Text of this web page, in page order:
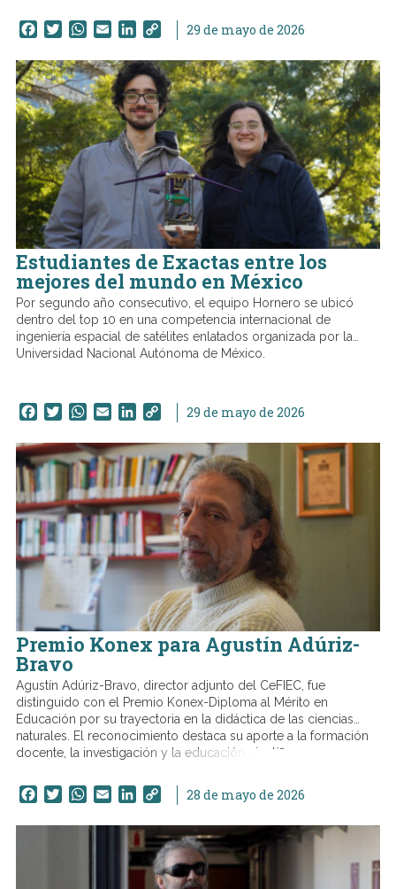
Facebook
TwitterWhatsApp
EmailLinkedIn
Copy29 de mayo de 2026
Estudiantes de Exactas entre los
mejores del mundo en México
Por segundo año consecutivo, el equipo Hornero se ubicó
dentro del top 10 en una competencia internacional de
ingeniería espacial de satélites enlatados organizada por la
Universidad Nacional Autónoma de México.
Facebook
TwitterWhatsApp
EmailLinkedIn
Copy29 de mayo de 2026
Premio Konex para Agustín Adúriz-
Bravo
Agustín Adúriz-Bravo, director adjunto del CeFIEC, fue
distinguido con el Premio Konex-Diploma al Mérito en
Educación por su trayectoria en la didáctica de las ciencias
naturales. El reconocimiento destaca su aporte a la formación
docente, la investigación y la educación científica.
Facebook
TwitterWhatsApp
EmailLinkedIn
Copy28 de mayo de 2026